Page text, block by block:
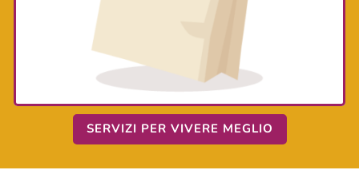
SERVIZI PER VIVERE MEGLIO